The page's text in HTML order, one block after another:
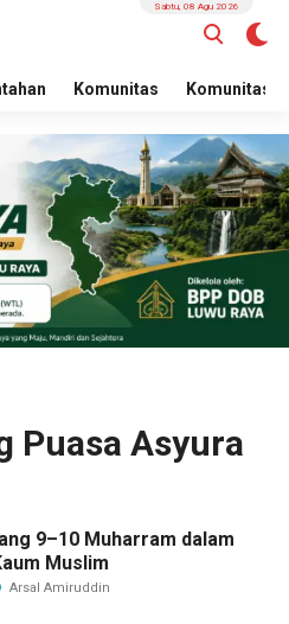
Komunitas Komunitas
Sabtu, 08 Agu 2026
Puasa Asyura
9–10 Muharram dalam
Muslim
Arsal Amiruddin